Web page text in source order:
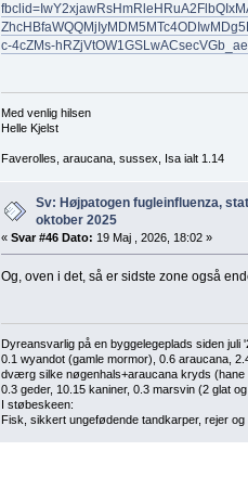
c-4cZMs-
Med venlig hilsen
Helle Kjelst
Faverolles, araucana, sussex, Isa ialt 1.14
Sv: Højpatogen fugleinfluenza,
oktober 2025
« Svar #46 Dato: 19 Maj , 2026, 18:02 »
Og, oven i det, så er sidste zone også
Dyreansvarlig på en byggelegeplads siden juli
0.1 wyandot (gamle mormor), 0.6 araucana,
dværg silke nøgenhals+araucana kryds
0.3 geder, 10.15 kaniner, 0.3 marsvin (2 glat
I støbeskeen:
Fisk, sikkert ungefødende tandkarper, rejer